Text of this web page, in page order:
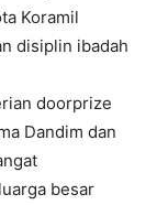
Koramil
disiplin ibadah
doorprize
Dandim dan
besar